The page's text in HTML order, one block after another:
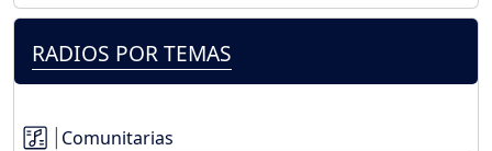
RADIOS POR TEMAS
Comunitarias